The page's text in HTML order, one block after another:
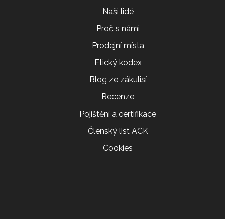
Naši lidé
Proč s námi
Prodejní místa
Etický kodex
Blog ze zákulisí
Recenze
Pojištění a certifikace
Členský list ACK
Cookies